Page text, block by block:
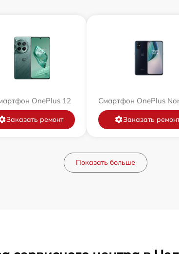
OnePlus 12
Заказать ремонт
Смартфон OnePlus
Заказать
Показать больше